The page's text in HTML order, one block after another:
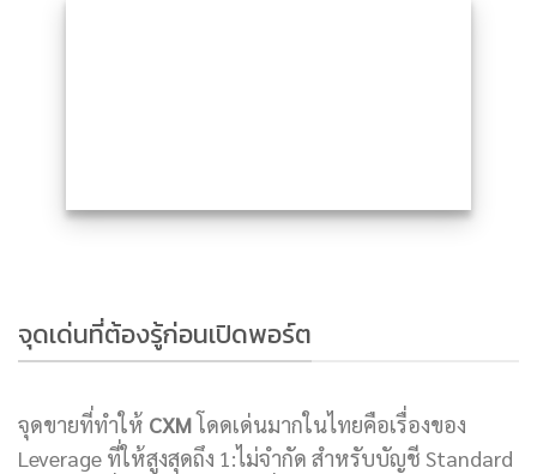
จุดเด่นที่ต้องรู้ก่อนเปิดพอร์ต
จุดขายที่ทำให้ CXMโดดเด่นมากในไทยคือเรื่องของ
Leverage ที่ให้สูงสุดถึง 1:ไม่จำกัด สำหรับบัญชี Standard